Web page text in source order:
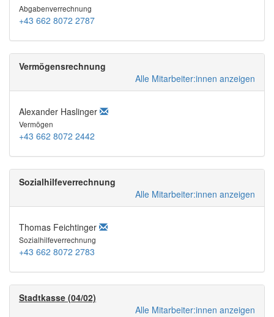
Abgabenverrechnung
+43 662 8072 2787
Vermögensrechnung
Alle Mitarbeiter:innen anzeigen
Alexander Haslinger
Vermögen
+43 662 8072 2442
Sozialhilfeverrechnung
Alle Mitarbeiter:innen anzeigen
Thomas Feichtinger
Sozialhilfeverrechnung
+43 662 8072 2783
Stadtkasse (04/02)
Alle Mitarbeiter:innen anzeigen